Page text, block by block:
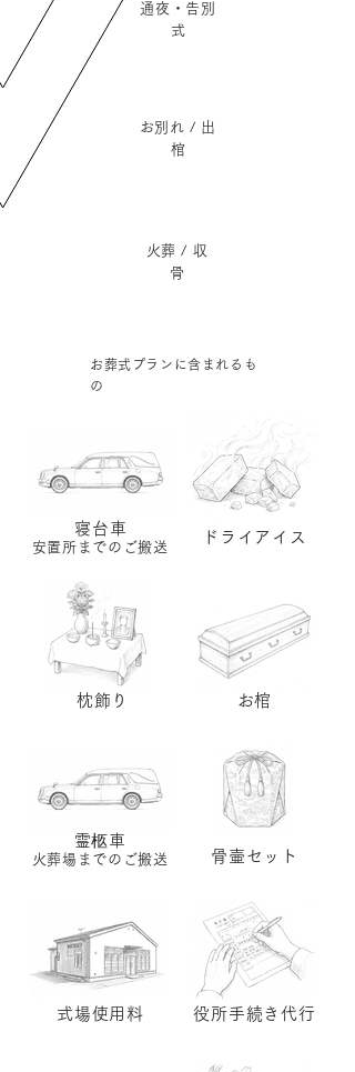
通夜・告別
式
​お別れ / 出
棺
​火葬 / 収
骨
お葬式プランに含まれるも
の
寝台車
​安置所までのご搬送
ドライアイス
枕飾り お​棺
​霊柩車
​火葬場までのご搬送 骨壷セット
式場使用料 役所手続き代行